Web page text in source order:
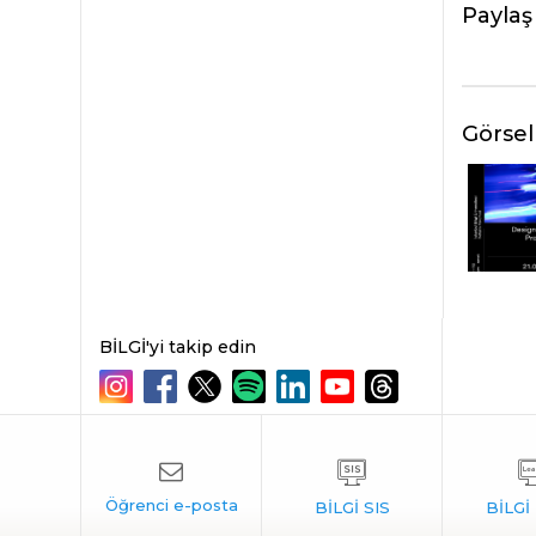
Paylaş
BİLGİ'yi takip edin